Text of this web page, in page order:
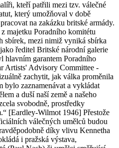
kteří patřili mezi tzv. válečné
který umožňoval v době
na zakázku britské armády.
majetku Poradního komitétu
sbírek, mezi nimiž vyniká sbírka
ředitel Britské národní galerie
hlavním garantem Poradního
Artists' Advisory Committee -
zachytit, jak válka proměnila
bylo zaznamenávat a vykládat
a duší naší země a našeho
svobodně, prostředky
[Eardley-Wilmot 1946] Přestože
válečných umělců budou
díky vlivu Kennetha
i pražská výstava,